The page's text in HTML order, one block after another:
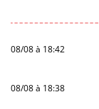
08/08 à 18:42
08/08 à 18:38